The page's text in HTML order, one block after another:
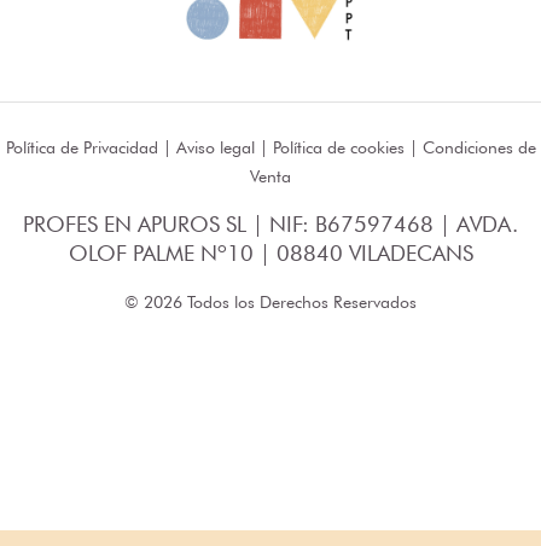
Política de Privacidad | Aviso legal| Política de cookies | Condiciones de
Venta
PROFES EN APUROS SL | NIF: B67597468 | AVDA.
OLOF PALME Nº10 | 08840 VILADECANS
© 2026 Todos los Derechos Reservados